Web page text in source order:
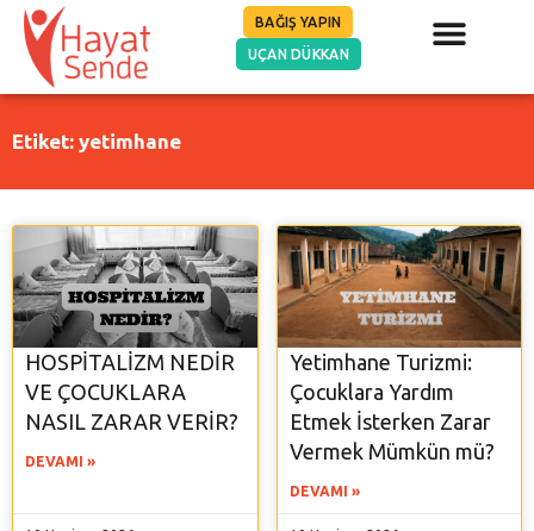
BAĞIŞ YAPIN
UÇAN DÜKKAN
Etiket: yetimhane
HOSPİTALİZM NEDİR
VE ÇOCUKLARA
NASIL ZARAR VERİR?
DEVAMI »
Yetimhane Turizmi:
Çocuklara Yardım
Etmek İsterken Zarar
Vermek Mümkün mü?
DEVAMI »